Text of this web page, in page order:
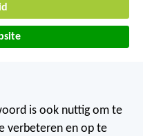
is ook nuttig om te
verbeteren en op te